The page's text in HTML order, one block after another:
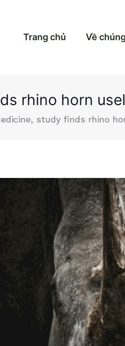
Trang chủ Về
rhino horn
study finds rhino